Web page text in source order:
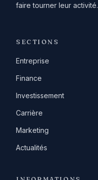
faire tourner leur activité.
SECTIONS
Entreprise
Finance
Investissement
Carrière
Marketing
Actualités